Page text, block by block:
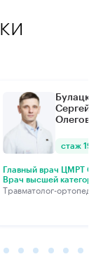
Сергей
стаж 19
Главный врач ЦМРТ
Врач высшей
Травматолог-ортопед